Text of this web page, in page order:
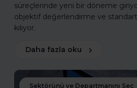
süreçlerinde yeni bir döneme
objektif değerlendirme ve
kılıyor.
Daha fazla oku
Sektörünü ve Departmanını Seç